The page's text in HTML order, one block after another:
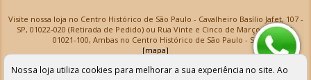
Visite nossa loja no Centro Histórico de São Paulo - Cavalheiro Basílio Jafet, 107 -
SP, 01022-020 (Retirada de Pedido) ou Rua Vinte e Cinco de Março, 576 - SP,
01021-100, Ambas no Centro Histórico de São Paulo - SP
[mapa]
Armarinhos Santa Cecília Ltda | CNPJ: 61.069.639/0001-18
Os preços e as condições de pagamento apresentadas na loja virtual não valem para nossa loja física e
Nossa loja utiliza cookies para melhorar a sua experiência no site. Ao